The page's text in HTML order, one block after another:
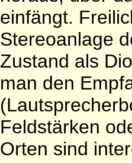
einfängt.
Stereoanlage
Zustand als
man den
Feldstärken
Orten sind